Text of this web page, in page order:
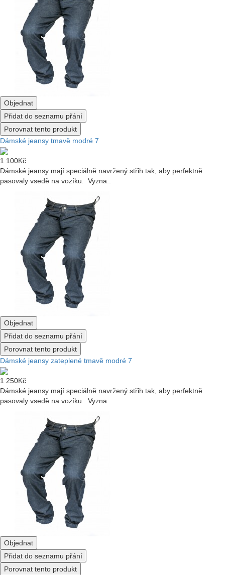
Objednat
Přidat do seznamu přání
Porovnat tento produkt
Dámské jeansy tmavě modré 7
1 100Kč
Dámské jeansy mají speciálně navržený střih tak, aby perfektně
pasovaly vsedě na vozíku. Vyzna..
Objednat
Přidat do seznamu přání
Porovnat tento produkt
Dámské jeansy zateplené tmavě modré 7
1 250Kč
Dámské jeansy mají speciálně navržený střih tak, aby perfektně
pasovaly vsedě na vozíku. Vyzna..
Objednat
Přidat do seznamu přání
Porovnat tento produkt